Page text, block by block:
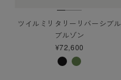
ツイルミリタリーリバーシブル
ブルゾン
¥72,600